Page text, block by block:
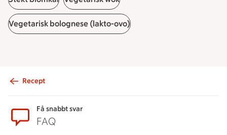
Vegetarisk bolognese (lakto-ovo)
Recept
Få snabbt svar
FAQ